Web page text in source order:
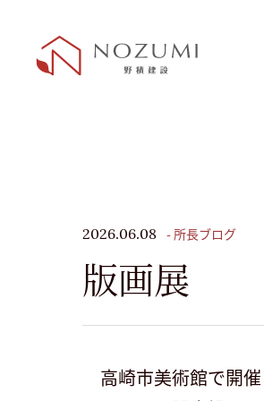
2026.06.08 - 所長ブログ
版画展
高崎市美術館で開催